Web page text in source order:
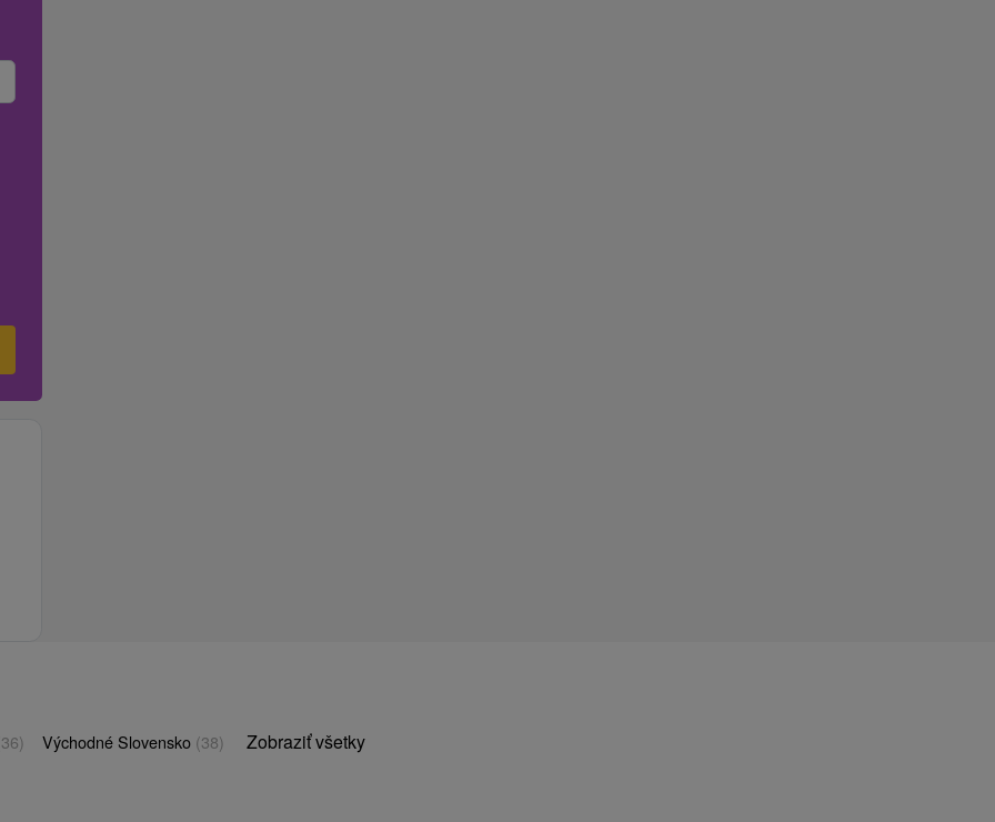
Východné Slovensko (38) Zobraziť všetky